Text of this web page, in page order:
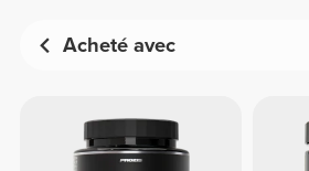
Acheté avec